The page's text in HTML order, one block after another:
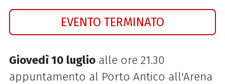
EVENTO TERMINATO
Giovedì 10 luglioalle ore 21.30
appuntamento al Porto Antico all'Arena